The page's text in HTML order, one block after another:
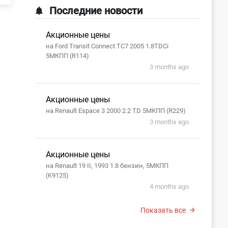
Последние новости
Акционные цены
на Ford Transit Connect TC7 2005 1.8TDCi
5МКПП (R114)
3 months ago
Акционные цены
на Renault Espace 3 2000 2.2 TD 5МКПП (R229)
3 months ago
Акционные цены
на Renault 19 II, 1993 1.8 бензин, 5МКПП
(K9125)
4 months ago
Показать все